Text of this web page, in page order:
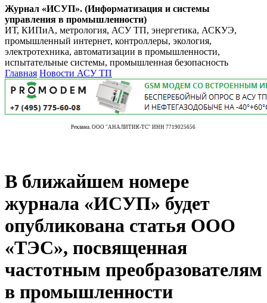
Журнал «ИСУП». (Информатизация и системы
управления в промышленности)
ИТ, КИПиА, метрология, АСУ ТП, энергетика, АСКУЭ,
промышленный интернет, контроллеры, экология,
электротехника, автоматизации в промышленности,
испытательные системы, промышленная безопасность
Главная Новости АСУ ТП
Реклама. ООО "АНАЛИТИК-ТС" ИНН 7719025656
В ближайшем номере
журнала «ИСУП» будет
опубликована статья ООО
«ТЭС», посвященная
частотным преобразователям
в промышленности